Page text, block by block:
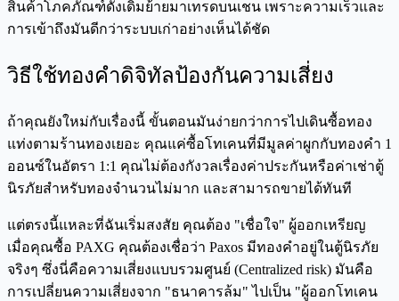
สินค้าโภคภัณฑ์ดั้งเดิมย้ายมาเทรดบนเชน เพราะความเร็วและ
การเข้าถึงมันดีกว่าระบบเก่าอย่างเห็นได้ชัด
วิธีใช้ทองคำดิจิทัลป้องกันความเสี่ยง
ถ้าคุณยังใหม่กับเรื่องนี้ ขั้นตอนมันง่ายกว่าการไปเดินซื้อทอง
แท่งตามร้านทองเยอะ คุณแค่ซื้อโทเคนที่มีมูลค่าผูกกับทองคำ 1
ออนซ์ในอัตรา 1:1 คุณไม่ต้องกังวลเรื่องค่าประกันหรือค่าเช่าตู้
นิรภัยสำหรับทองจำนวนไม่มาก และสามารถขายได้ทันที
แต่ตรงนี้แหละที่ฉันเริ่มสงสัย คุณต้อง "เชื่อใจ" ผู้ออกเหรียญ
เมื่อคุณซื้อ PAXG คุณต้องเชื่อว่า Paxos มีทองคำอยู่ในตู้นิรภัย
จริงๆ ซึ่งนี่คือความเสี่ยงแบบรวมศูนย์ (Centralized risk) มันคือ
การเปลี่ยนความเสี่ยงจาก "ธนาคารล้ม" ไปเป็น "ผู้ออกโทเคน